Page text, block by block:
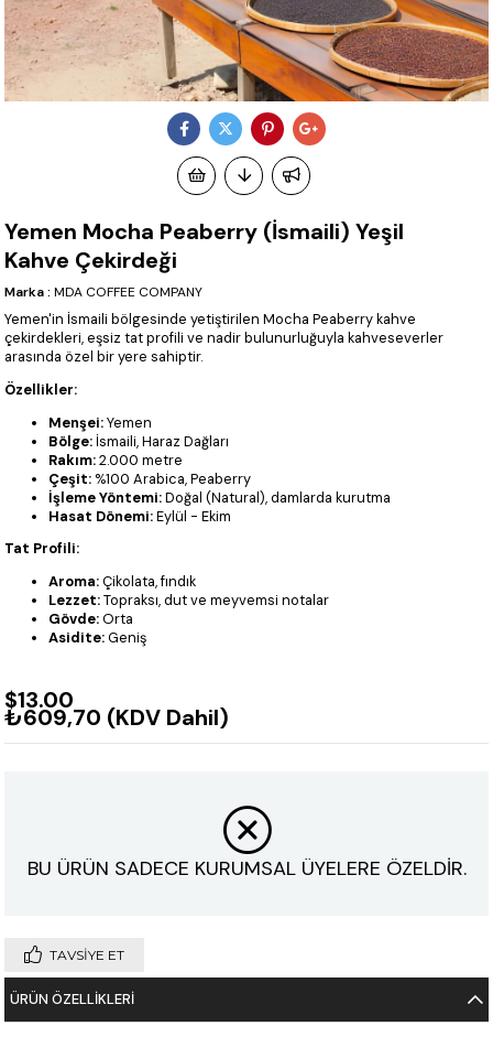
Yemen Mocha Peaberry (İsmaili) Yeşil
Kahve Çekirdeği
Marka : MDA COFFEE COMPANY
Yemen'in İsmaili bölgesinde yetiştirilen Mocha Peaberry kahve
çekirdekleri, eşsiz tat profili ve nadir bulunurluğuyla kahveseverler
arasında özel bir yere sahiptir.
Özellikler:
Menşei:Yemen
Bölge: İsmaili, Haraz Dağları
Rakım:2.000 metre
Çeşit: %100 Arabica, Peaberry
İşleme Yöntemi:Doğal (Natural), damlarda kurutma
Hasat Dönemi:Eylül - Ekim
Tat Profili:
Aroma:Çikolata, fındık
Lezzet:Topraksı, dut ve meyvemsi notalar
Gövde:Orta
Asidite:Geniş
$13.00
₺609,70 (KDV Dahil)
BU ÜRÜN SADECE KURUMSAL ÜYELERE ÖZELDİR.
TAVSIYE ET
ÜRÜN ÖZELLIKLERI